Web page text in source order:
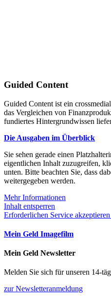
Guided Content
Guided Content ist ein
das Vergleichen von
fundiertes Hintergrundwissen
Die Ausgaben im Überblick
Sie sehen gerade einen
eigentlichen Inhalt zuzugreifen,
unten. Bitte beachten Sie, dass
weitergegeben werden.
Mehr Informationen
Inhalt entsperren
Erforderlichen Service
Mein Geld Imagefilm
Mein Geld Newsletter
Melden Sie sich für unseren 14-
zur Newsletteranmeldung